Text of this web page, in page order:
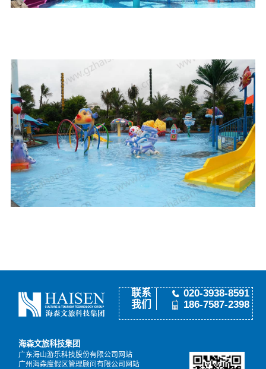
联系
我们
020-3938-8591
186-7587-2398
海森文旅科技集团
广东海山游乐科技股份有限公司网站
广州海森度假区管理顾问有限公司网站